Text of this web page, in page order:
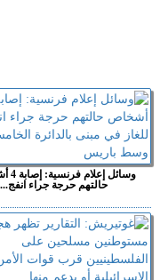
حالتهم حرجة جراء انفج...